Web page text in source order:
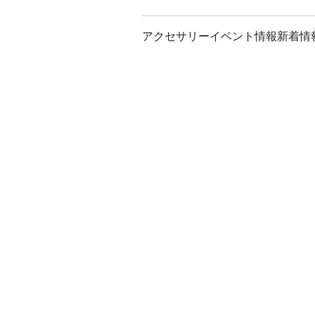
アクセサリーイベント情報新着情